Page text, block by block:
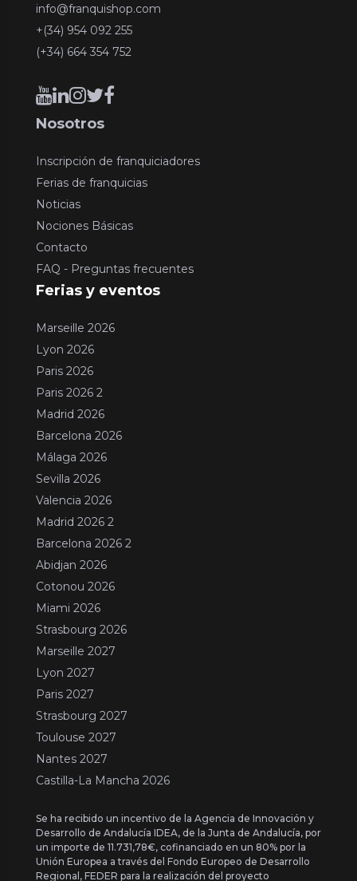
info@franquishop.com
+(34) 954 092 255
(+34) 664 354 752
Nosotros
Inscripción de franquiciadores
Ferias de franquicias
Noticias
Nociones Básicas
Contacto
FAQ - Preguntas frecuentes
Ferias y eventos
Marseille 2026
Lyon 2026
Paris 2026
Paris 2026 2
Madrid 2026
Barcelona 2026
Málaga 2026
Sevilla 2026
Valencia 2026
Madrid 2026 2
Barcelona 2026 2
Abidjan 2026
Cotonou 2026
Miami 2026
Strasbourg 2026
Marseille 2027
Lyon 2027
Paris 2027
Strasbourg 2027
Toulouse 2027
Nantes 2027
Castilla-La Mancha 2026
Se ha recibido un incentivo de la Agencia de Innovación y
Desarrollo de Andalucía IDEA, de la Junta de Andalucía, por
un importe de 11.731,78€, cofinanciado en un 80% por la
Unión Europea a través del Fondo Europeo de Desarrollo
Regional, FEDER para la realización del proyecto